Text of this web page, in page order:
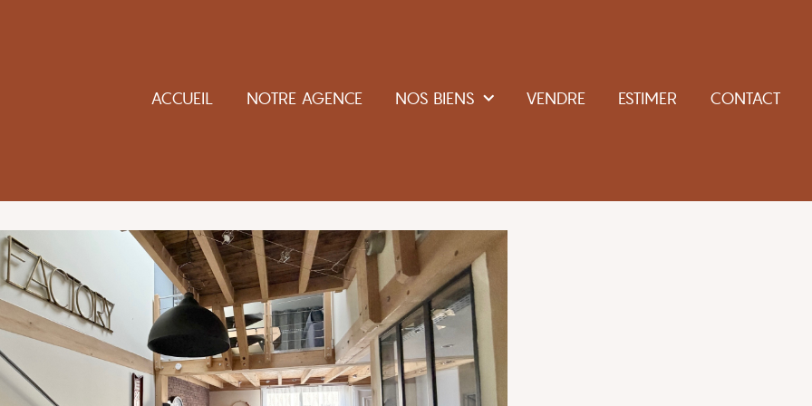
ACCUEIL NOTRE AGENCE NOS BIENS VENDRE ESTIMER CONTACT